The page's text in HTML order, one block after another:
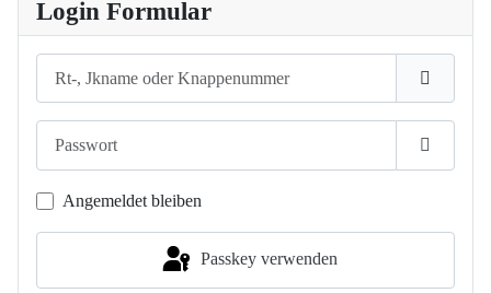
Login Formular
Passwort
Angemeldet bleiben
Passkey verwenden